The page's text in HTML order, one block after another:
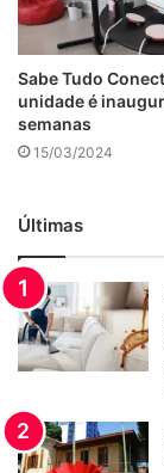
Sabe Tudo
unidade é
semanas
15/03/2024
Últimas